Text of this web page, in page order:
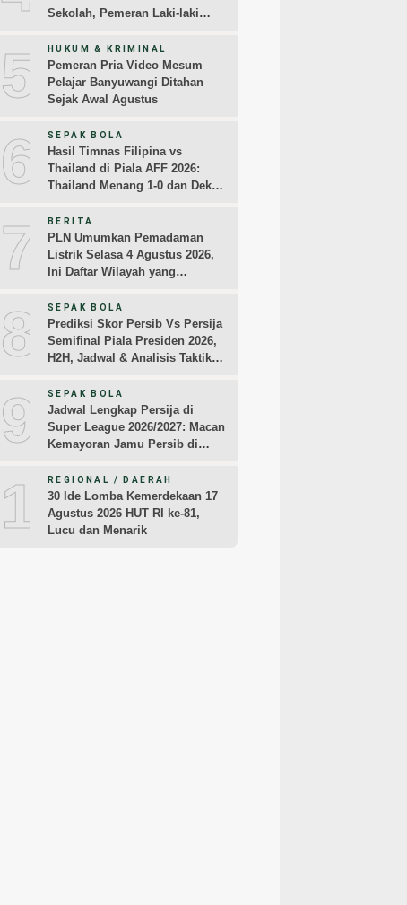
Sekolah, Pemeran Laki-laki
5 HUKUM & KRIMINAL
Pemeran Pria Video Mesum
Pelajar Banyuwangi Ditahan
Sejak Awal Agustus
6 SEPAK BOLA
Hasil Timnas Filipina vs
Thailand di Piala AFF 2026:
Thailand Menang 1-0 dan Dekati
7 BERITA
PLN Umumkan Pemadaman
Listrik Selasa 4 Agustus 2026,
Ini Daftar Wilayah yang
8 SEPAK BOLA
Prediksi Skor Persib Vs Persija
Semifinal Piala Presiden 2026,
H2H, Jadwal & Analisis Taktik
9 SEPAK BOLA
Jadwal Lengkap Persija di
Super League 2026/2027: Macan
Kemayoran Jamu Persib di
10REGIONAL / DAERAH
30 Ide Lomba Kemerdekaan 17
Agustus 2026 HUT RI ke-81,
Lucu dan Menarik